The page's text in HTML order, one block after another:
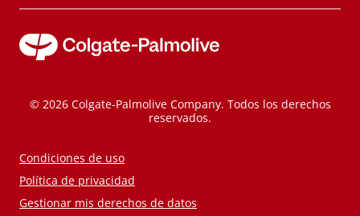
© 2026 Colgate-Palmolive Company. Todos los derechos
reservados.
Condiciones de uso
Política de privacidad
Gestionar mis derechos de datos